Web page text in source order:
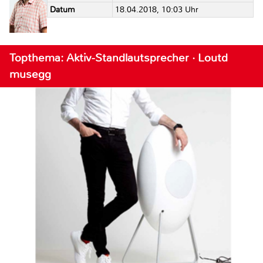
Datum
18.04.2018, 10:03 Uhr
Topthema: Aktiv-Standlautsprecher · Loutd
musegg